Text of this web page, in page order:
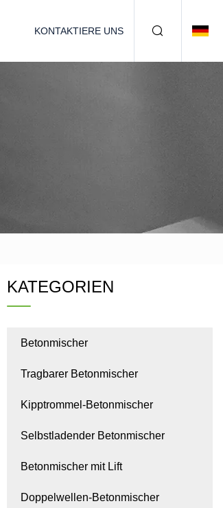
KONTAKTIERE UNS
KATEGORIEN
Betonmischer
Tragbarer Betonmischer
Kipptrommel-Betonmischer
Selbstladender Betonmischer
Betonmischer mit Lift
Doppelwellen-Betonmischer